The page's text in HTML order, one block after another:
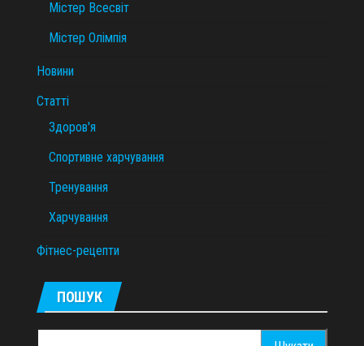
Містер Всесвіт
Містер Олімпія
Новини
Статті
Здоров'я
Спортивне харчування
Тренування
Харчування
Фітнес-рецепти
ПОШУК